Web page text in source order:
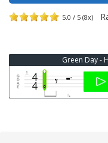
5.0 / 5 (8x)
Green Day -